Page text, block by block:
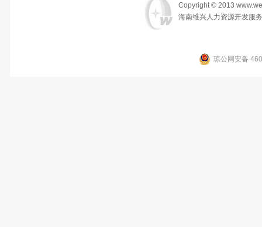
Copyright © 2013
海南维兴人力资源开发服
琼公网安备